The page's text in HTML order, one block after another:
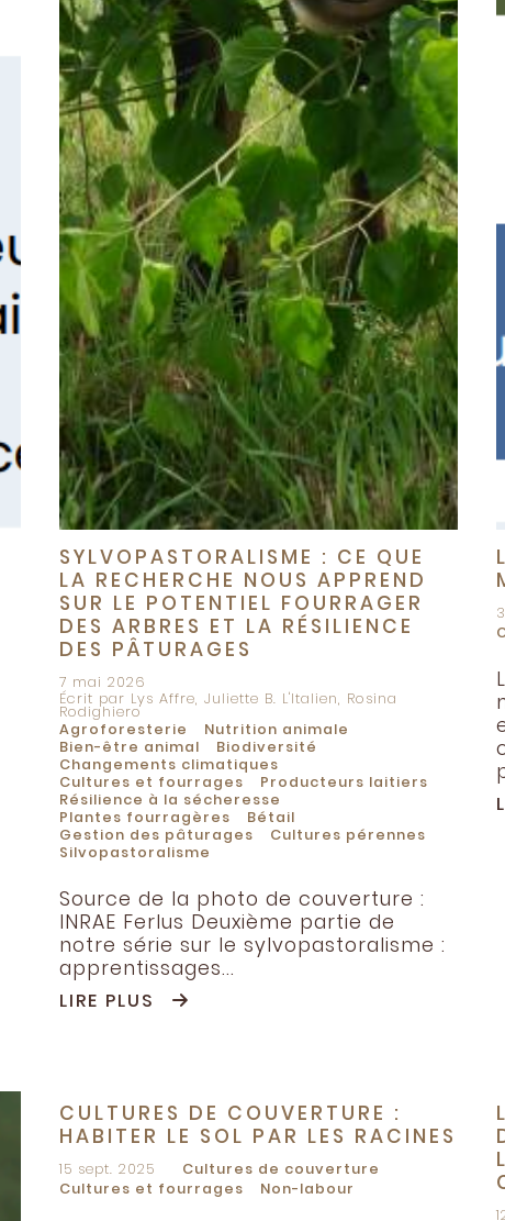
SYLVOPASTORALISME : CE QUE
LA RECHERCHE NOUS APPREND
SUR LE POTENTIEL FOURRAGER
DES ARBRES ET LA RÉSILIENCE
DES PÂTURAGES
7 mai 2026
Écrit par Lys Affre, Juliette B. L'Italien, Rosina
Rodighiero
Agroforesterie
Nutrition animale
Bien-être animal
Biodiversité
Changements climatiques
Cultures et fourrages
Producteurs laitiers
Résilience à la sécheresse
Plantes fourragères
Bétail
Gestion des pâturages
Cultures pérennes
Silvopastoralisme
Source de la photo de couverture :
INRAE Ferlus Deuxième partie de
notre série sur le sylvopastoralisme :
apprentissages...
LIRE PLUS
CULTURES DE COUVERTURE :
HABITER LE SOL PAR LES RACINES
15 sept. 2025
Cultures de couverture
Cultures et fourrages
Non-labour